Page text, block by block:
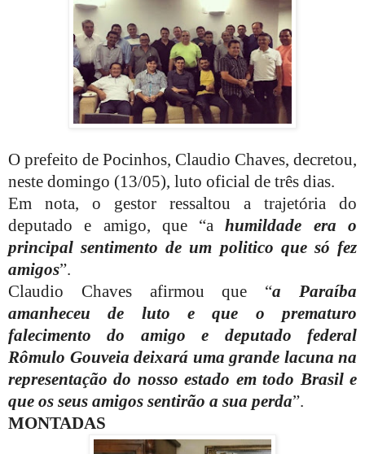
O prefeito de Pocinhos, Claudio Chaves, decretou,
neste domingo (13/05), luto oficial de três dias.
Em nota, o gestor ressaltou a trajetória do
deputado e amigo, que “a humildade era o
principal sentimento de um politico que só fez
amigos”.
Claudio Chaves afirmou que “a Paraíba
amanheceu de luto e que o prematuro
falecimento do amigo e deputado federal
Rômulo Gouveia deixará uma grande lacuna na
representação do nosso estado em todo Brasil e
que os seus amigos sentirão a sua perda”.
MONTADAS